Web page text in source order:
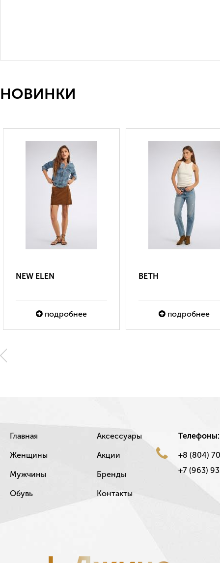
НОВИНКИ
NEW ELEN
подробнее
BETH
подробнее
Главная
Женщины
Мужчины
Обувь
Аксессуары
Акции
Бренды
Контакты
Телефоны:
+8 (804)
+7 (963)